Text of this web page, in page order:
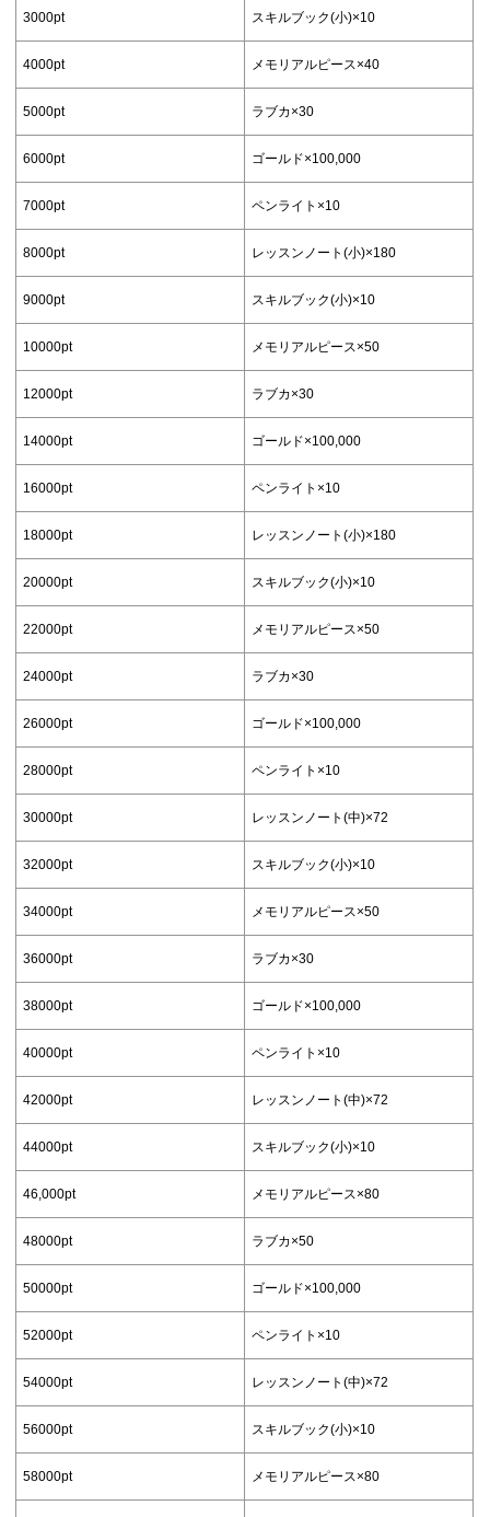
3000pt スキルブック(小)×10
4000pt メモリアルピース×40
5000pt ラブカ×30
6000pt ゴールド×100,000
7000pt ペンライト×10
8000pt レッスンノート(小)×180
9000pt スキルブック(小)×10
10000pt メモリアルピース×50
12000pt ラブカ×30
14000pt ゴールド×100,000
16000pt ペンライト×10
18000pt レッスンノート(小)×180
20000pt スキルブック(小)×10
22000pt メモリアルピース×50
24000pt ラブカ×30
26000pt ゴールド×100,000
28000pt ペンライト×10
30000pt レッスンノート(中)×72
32000pt スキルブック(小)×10
34000pt メモリアルピース×50
36000pt ラブカ×30
38000pt ゴールド×100,000
40000pt ペンライト×10
42000pt レッスンノート(中)×72
44000pt スキルブック(小)×10
46,000pt メモリアルピース×80
48000pt ラブカ×50
50000pt ゴールド×100,000
52000pt ペンライト×10
54000pt レッスンノート(中)×72
56000pt スキルブック(小)×10
58000pt メモリアルピース×80